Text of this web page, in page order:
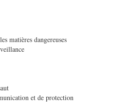
matières dangereuses
et de protection